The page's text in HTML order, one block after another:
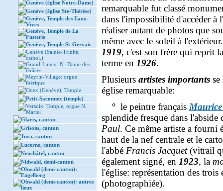
Genève (église Notre-Dame)
Genève (église Ste-Thérèse)
Genève, Temple des Eaux-
Vives
Genève, Temple de La
Fusterie
Genève, Temple St-Gervais
Genève (Sainte-Trinité,
cathol.)
Grand-Lancy: N.-Dame des
Grâces
Meyrin-Village: orgue
ibérique
Onex (Genève), Temple
Petit-Saconnex (temple)
Versoix: Temple, orgue N.
Martel
Glaris, canton
Grisons, canton
Jura, canton
Lucerne, canton
Neuchâtel, canton
Nidwald, demi-canton
Obwald (demi-canton):
Engelberg
Obwald (demi-canton): autres
lieux
remarquable fut classé
dans l'impossibilité d'accéder à
réaliser autant de photos que
même avec le soleil à
1919, c'est son frère qui reprit
terme en 1926.
Plusieurs artistes importants
église remarquable:
° le peintre français
splendide fresque dans
Paul. Ce même artiste a fourni
haut de la nef centrale et le
l'abbé Francis Jacquet(vitrail
également signé, en 1923, la
l'église: représentation des trois
(photographiée).